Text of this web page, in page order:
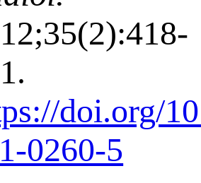
doi.org/
0260-5